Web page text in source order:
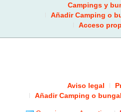
Campings y
Añadir Camping o
Acceso
Aviso legal
Añadir Camping o